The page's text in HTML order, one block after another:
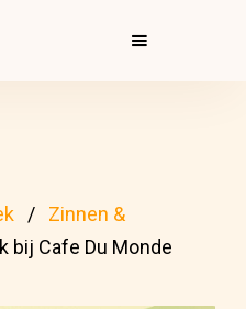
Zinnen &
bij Cafe Du Monde